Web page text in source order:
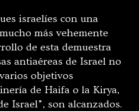
israelíes con una
más vehemente
de esta demuestra
antiaéreas de Israel no
objetivos
de Haifa o la Kirya,
Israel”, son alcanzados.